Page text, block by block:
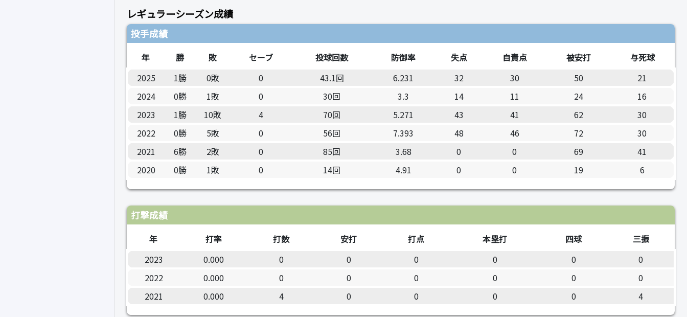
レギュラーシーズン成績
投手成績
年 勝 敗 セーブ 投球回数 防御率 失点 自責点 被安打
与死球
2025
1勝 0敗 0 43.1回 6.231 32 30 50
21
2024
0勝 1敗 0 30回 3.3 14 11 24
16
2023
1勝 10敗 4 70回 5.271 43 41 62
30
2022
0勝 5敗 0 56回 7.393 48 46 72
30
2021
6勝 2敗 0 85回 3.68 0 0 69
41
2020
0勝 1敗 0 14回 4.91 0 0 19 6
打撃成績
年 打率 打数 安打 打点 本塁打 四球
三振
2023
0.000 0 0 0 0 0
0
2022
0.000 0 0 0 0 0
0
2021
0.000 4 0 0 0 0 4